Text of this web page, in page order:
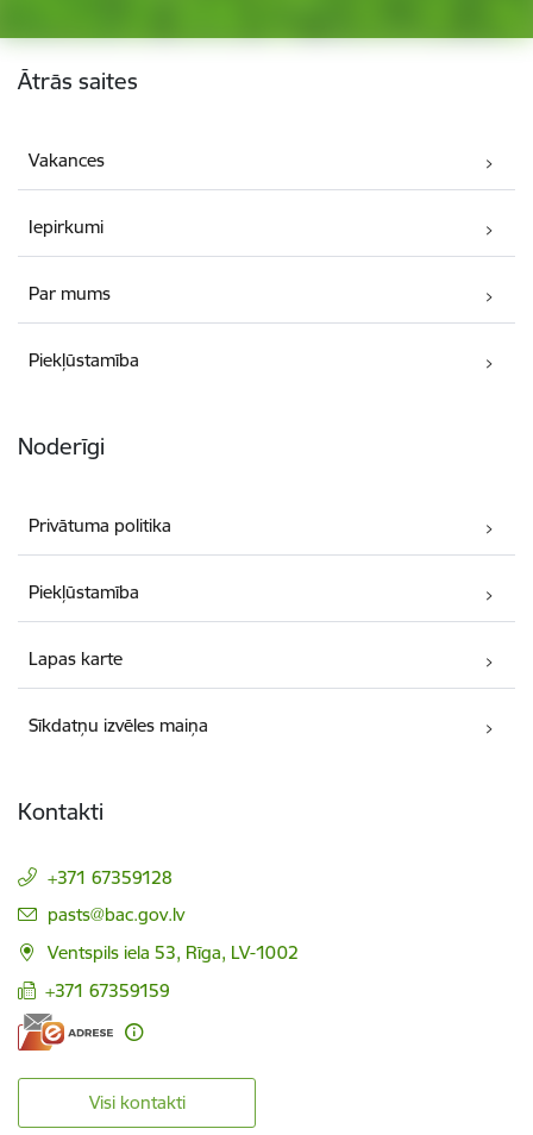
Kājene
Ātrās saites
Vakances
Iepirkumi
Par mums
Piekļūstamība
Noderīgi
Privātuma politika
Piekļūstamība
Lapas karte
Sīkdatņu izvēles maiņa
Kontakti
+371 67359128
E-pasts:
pasts@bac.gov.lv
Ventspils iela 53, Rīga, LV-1002
+371 67359159
Visi kontakti